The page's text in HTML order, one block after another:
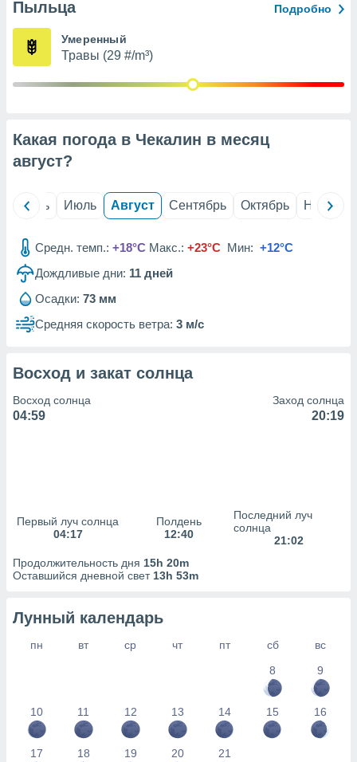
из
рекламы
сведения
наших 1199
Пыльца Подробно
Умеренный
Травы (29 #/m³)
Какая погода в Чекалин в месяц
август?
Июнь Июль Август Сентябрь Октябрь Ноябрь
Средн. темп.: +18°C Макс.: +23°C Мин: +12°C
Дождливые дни: 11 дней
Осадки: 73 мм
Средняя скорость ветра: 3 м/с
Восход и закат солнца
Восход солнца
04:59
Заход солнца
20:19
Первый луч солнца
04:17
Полдень
12:40
Последний луч
солнца
21:02
Продолжительность дня 15h 20m
Оставшийся дневной свет 13h 53m
Лунный календарь
пн вт ср чт пт сб
вс
8
9
10 11 12 13 14 15 16
17 18 19 20 21